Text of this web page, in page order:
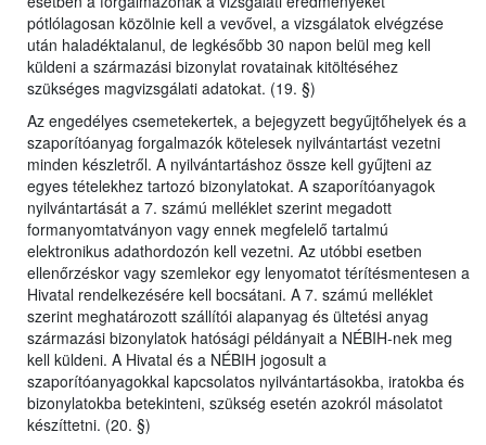
pótlólagosan közölnie kell a vevővel, a vizsgálatok elvégzése
után haladéktalanul, de legkésőbb 30 napon belül meg kell
küldeni a származási bizonylat rovatainak kitöltéséhez
szükséges magvizsgálati adatokat. (19. §)
Az engedélyes csemetekertek, a bejegyzett begyűjtőhelyek és a
szaporítóanyag forgalmazók kötelesek nyilvántartást vezetni
minden készletről. A nyilvántartáshoz össze kell gyűjteni az
egyes tételekhez tartozó bizonylatokat. A szaporítóanyagok
nyilvántartását a 7. számú melléklet szerint megadott
formanyomtatványon vagy ennek megfelelő tartalmú
elektronikus adathordozón kell vezetni. Az utóbbi esetben
ellenőrzéskor vagy szemlekor egy lenyomatot térítésmentesen a
Hivatal rendelkezésére kell bocsátani. A 7. számú melléklet
szerint meghatározott szállítói alapanyag és ültetési anyag
származási bizonylatok hatósági példányait a NÉBIH-nek meg
kell küldeni. A Hivatal és a NÉBIH jogosult a
szaporítóanyagokkal kapcsolatos nyilvántartásokba, iratokba és
bizonylatokba betekinteni, szükség esetén azokról másolatot
készíttetni. (20. §)